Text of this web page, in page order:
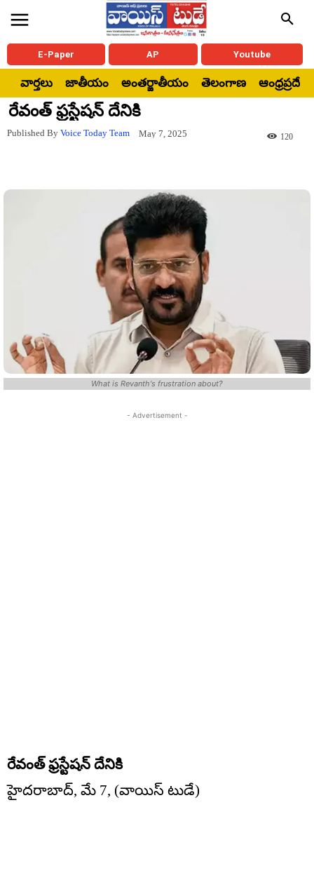
E-Paper AP Youtube
వార్తలు జాతీయం అంతర్జాతీయం తెలంగాణ ఆంధ్రప్రదేశ్
రేవంత్ ఫ్రస్టేషన్ దేనికి
Published By Voice Today Team May 7, 2025 120
What is Revanth's frustration about?
- Advertisement -
రేవంత్ ఫ్రస్టేషన్ దేనికి
హైదరాబాద్, మే 7, (వాయిస్ టుడే)